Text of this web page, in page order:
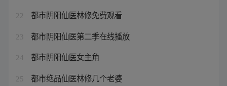
22 都市阴阳仙医林修免费观看
23 都市阴阳仙医第二季在线播放
24 都市阴阳仙医女主角
25 都市绝品仙医林修几个老婆